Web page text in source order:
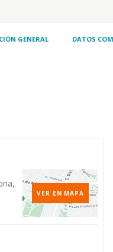
etc
GENERAL DATOS
VER EN MAPA